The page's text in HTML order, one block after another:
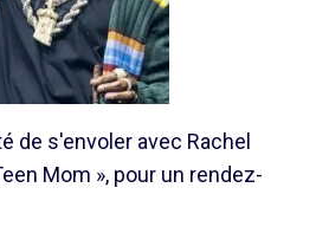
de s'envoler avec Rachel
Mom », pour un rendez-